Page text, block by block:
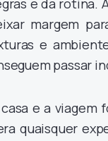
e da rotina.
margem
e
passar
e a
quaisquer